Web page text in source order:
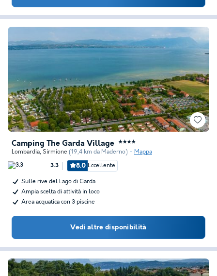
Camping The Garda Village ★★★★
Lombardia, Sirmione (19,4 km da Maderno) Mappa
3.3 8.0 Eccellente
Sulle rive del Lago di Garda
Ampia scelta di attività in loco
Area acquatica con 3 piscine
Vedi altre disponibilità